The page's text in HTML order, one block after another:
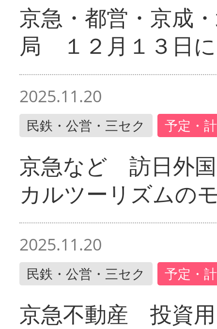
京急・都営・京成
局 １２月１３日
2025.11.20
民鉄・公営・三セク 予定・
京急など 訪日外
カルツーリズムの
2025.11.20
民鉄・公営・三セク 予定・
京急不動産 投資